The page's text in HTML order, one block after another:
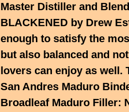
Master Distiller and
BLACKENED by Drew
enough to satisfy the
but also balanced and
lovers can enjoy as well.
San Andres Maduro
Broadleaf Maduro Filler: